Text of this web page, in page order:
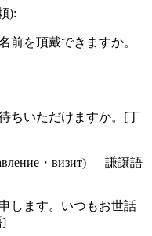
):
前を頂戴できますか。
ちいただけますか。[丁
・визит) — 謙譲語
します。いつもお世話
]